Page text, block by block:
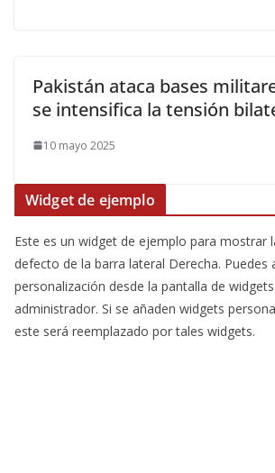
Pakistán ataca bases
se intensifica la tensión
10 mayo 2025
Widget de ejemplo
Este es un widget de ejemplo para mostrar
defecto de la barra lateral Derecha. Puedes
personalización desde la pantalla de
administrador. Si se añaden widgets
este será reemplazado por tales widgets.